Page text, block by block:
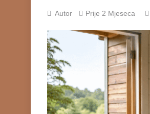
Autor Prije 2 Mjeseca